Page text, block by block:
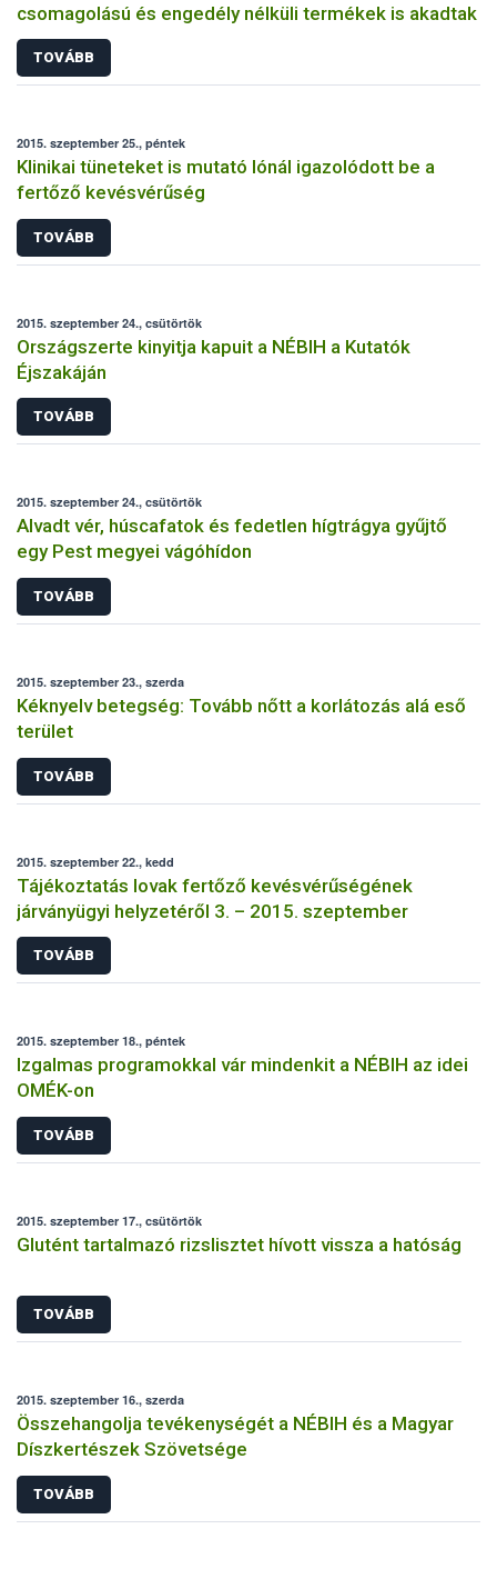
csomagolású és engedély nélküli termékek is akadtak
TOVÁBB
2015. szeptember 25., péntek
Klinikai tüneteket is mutató lónál igazolódott be a
fertőző kevésvérűség
TOVÁBB
2015. szeptember 24., csütörtök
Országszerte kinyitja kapuit a NÉBIH a Kutatók
Éjszakáján
TOVÁBB
2015. szeptember 24., csütörtök
Alvadt vér, húscafatok és fedetlen hígtrágya gyűjtő
egy Pest megyei vágóhídon
TOVÁBB
2015. szeptember 23., szerda
Kéknyelv betegség: Tovább nőtt a korlátozás alá eső
terület
TOVÁBB
2015. szeptember 22., kedd
Tájékoztatás lovak fertőző kevésvérűségének
járványügyi helyzetéről 3. – 2015. szeptember
TOVÁBB
2015. szeptember 18., péntek
Izgalmas programokkal vár mindenkit a NÉBIH az idei
OMÉK-on
TOVÁBB
2015. szeptember 17., csütörtök
Glutént tartalmazó rizslisztet hívott vissza a hatóság
TOVÁBB
2015. szeptember 16., szerda
Összehangolja tevékenységét a NÉBIH és a Magyar
Díszkertészek Szövetsége
TOVÁBB